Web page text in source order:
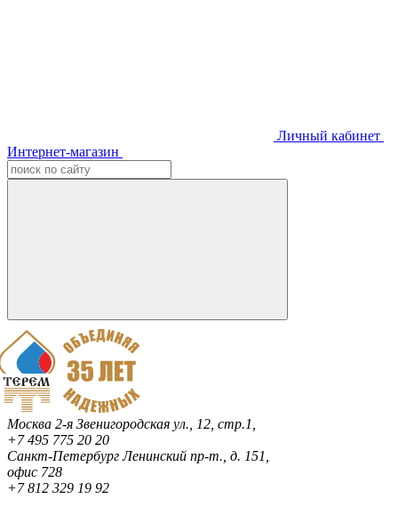
Личный кабинет
Интернет-магазин
Москва 2-я Звенигородская ул., 12, стр.1,
+7 495 775 20 20
Санкт-ПетербургЛенинский пр-т., д. 151,
офис 728
+7 812 329 19 92